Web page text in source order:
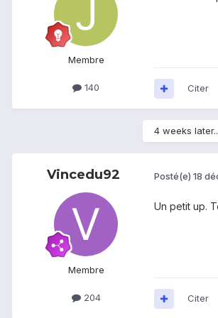
Membre
140 Citer
4 weeks
Vincedu92
Membre
204
Posté(e) 18
Un petit up.
Citer